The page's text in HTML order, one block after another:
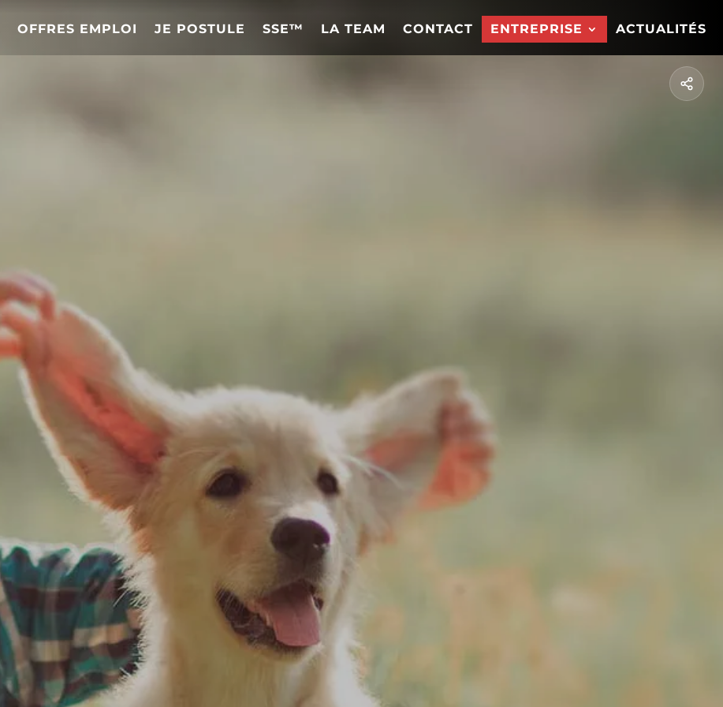
OFFRES EMPLOI JE POSTULE SSE™ LA TEAM CONTACT ENTREPRISE ACTUALITÉS